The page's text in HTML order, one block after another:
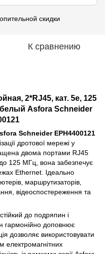
скидки
К сравнению
2*RJ45, кат. 5е, 125
Asfora Schneider
Schneider EPH4400121
дротової мережі у
двома портами RJ45
125 МГц, вона забезпечує
Ethernet. Ідеально
маршрутизаторів,
відеоспостереження та
до подряпин і
гармонійно доповнює
дозволяє використовувати
електромагнітних